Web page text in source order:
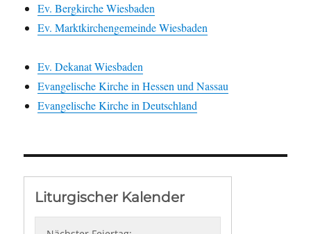
Ev. Bergkirche Wiesbaden
Ev. Marktkirchengemeinde Wiesbaden
Ev. Dekanat Wiesbaden
Evangelische Kirche in Hessen und Nassau
Evangelische Kirche in Deutschland